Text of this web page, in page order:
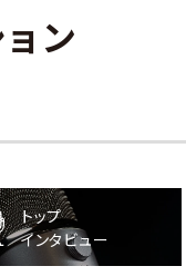
ン
トップ
インタビュー